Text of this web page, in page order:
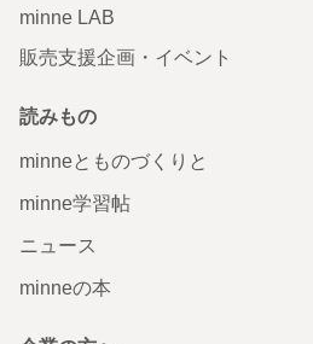
minne LAB
販売支援企画・イベント
読みもの
minneとものづくりと
minne学習帖
ニュース
minneの本